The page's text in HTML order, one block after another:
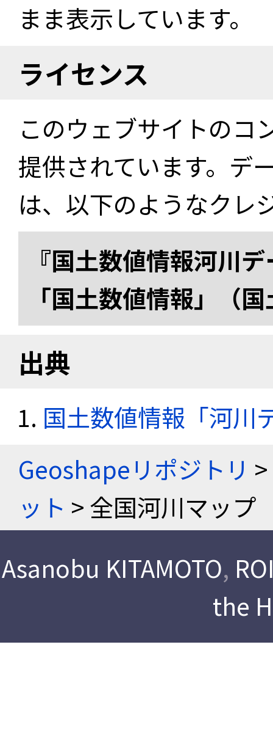
まま表示しています。
ライセンス
このウェブサイトのコ
提供されています。デ
は、以下のようなクレ
『国土数値情報河川
「国土数値情報」（
出典
国土数値情報「河川
Geoshapeリポジトリ >
ット > 全国河川マップ
Asanobu KITAMOTO,
the